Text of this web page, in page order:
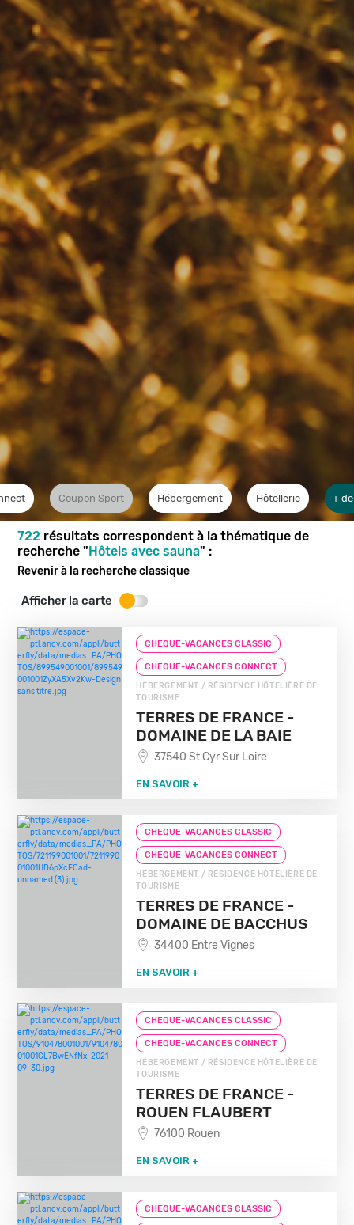
Coupon Sport Hébergement Hôtellerie +
722 résultats correspondent à la thématique de
recherche "Hôtels avec sauna" :
Revenir à la recherche classique
Afficher la carte
CHEQUE-VACANCES CLASSIC
CHEQUE-VACANCES CONNECT
HÉBERGEMENT / RÉSIDENCE HÔTELIÈRE DE
TOURISME
TERRES DE FRANCE -
DOMAINE DE LA BAIE
37540 St Cyr Sur Loire
EN SAVOIR +
CHEQUE-VACANCES CLASSIC
CHEQUE-VACANCES CONNECT
HÉBERGEMENT / RÉSIDENCE HÔTELIÈRE DE
TOURISME
TERRES DE FRANCE -
DOMAINE DE BACCHUS
34400 Entre Vignes
EN SAVOIR +
CHEQUE-VACANCES CLASSIC
CHEQUE-VACANCES CONNECT
HÉBERGEMENT / RÉSIDENCE HÔTELIÈRE DE
TOURISME
TERRES DE FRANCE -
ROUEN FLAUBERT
76100 Rouen
EN SAVOIR +
CHEQUE-VACANCES CLASSIC